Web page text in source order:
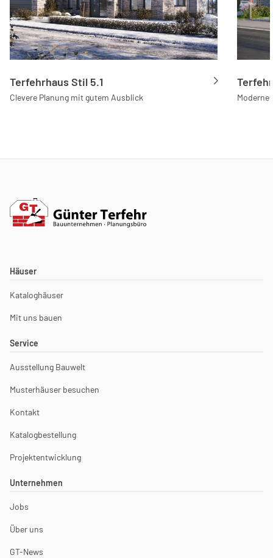
Terfehrhaus Stil 5.1
Clevere Planung mit gutem Ausblick
Häuser
Kataloghäuser
Mit uns bauen
Service
Ausstellung Bauwelt
Musterhäuser besuchen
Kontakt
Katalogbestellung
Projektentwicklung
Unternehmen
Jobs
Über uns
GT-News